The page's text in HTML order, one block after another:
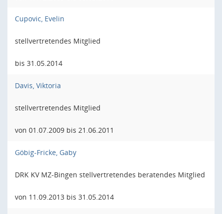
Cupovic, Evelin
stellvertretendes Mitglied
bis 31.05.2014
Davis, Viktoria
stellvertretendes Mitglied
von 01.07.2009 bis 21.06.2011
Göbig-Fricke, Gaby
DRK KV MZ-Bingen stellvertretendes beratendes Mitglied
von 11.09.2013 bis 31.05.2014